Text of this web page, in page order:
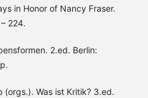
in Honor of Nancy Fraser.
224.
2.ed. Berlin:
(orgs.). Was ist Kritik? 3.ed.